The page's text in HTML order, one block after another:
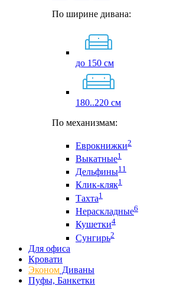
По ширине дивана:
до 150 см
180..220 см
По механизмам:
Еврокнижки2
Выкатные1
Дельфины11
Клик-кляк1
Тахта1
Нераскладные6
Кушетки4
Сунгирь2
Для офиса
Кровати
Эконом Диваны
Пуфы, Банкетки